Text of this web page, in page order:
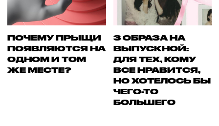
ПОЧЕМУ ПРЫЩИ
ПОЯВЛЯЮТСЯ НА
ОДНОМ И ТОМ
ЖЕ МЕСТЕ?
3 ОБРАЗА НА
ВЫПУСКНОЙ:
ДЛЯ ТЕХ, КОМУ
ВСЕ НРАВИТСЯ,
НО ХОТЕЛОСЬ БЫ
ЧЕГО-ТО
БОЛЬШЕГО